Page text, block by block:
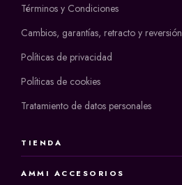
Términos y Condiciones
Cambios, garantías, retracto y reversión
Políticas de privacidad
Políticas de cookies
Tratamiento de datos personales
TIENDA
AMMI ACCESORIOS